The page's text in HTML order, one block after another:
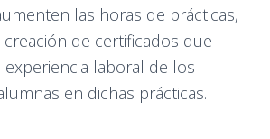
las horas de prácticas,
de certificados que
experiencia laboral de los
en dichas prácticas.